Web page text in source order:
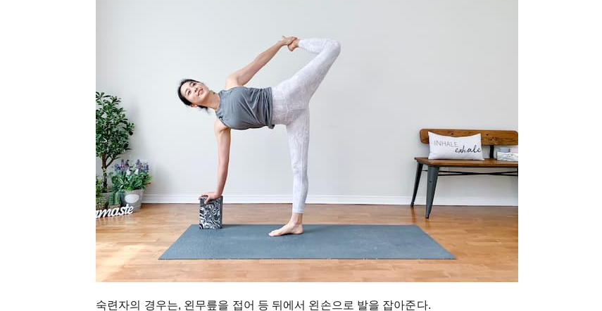
숙련자의 경우는, 왼무릎을 접어 등 뒤에서 왼손으로 발을 잡아준다.